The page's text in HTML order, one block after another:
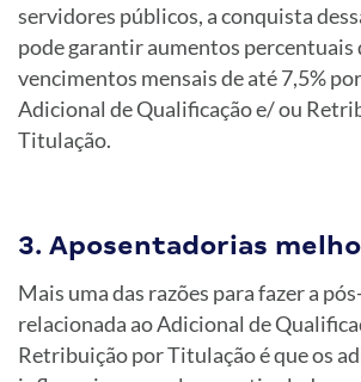
servidores públicos, a conquista
pode garantir aumentos
vencimentos mensais de até 7,5%
Adicional de Qualificação e/ ou
Titulação.
3. Aposentadorias
Mais uma das razões para fazer a
relacionada ao Adicional de
Retribuição por Titulação é que os